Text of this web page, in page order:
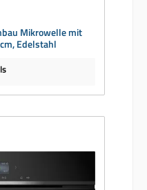
Mikrowelle mit
Edelstahl